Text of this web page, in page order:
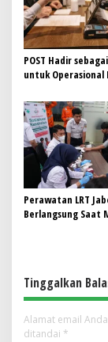
POST Hadir
untuk Operasional
Perawatan LRT
Berlangsung Saat
Tinggalkan
Alamat email
ditandai *